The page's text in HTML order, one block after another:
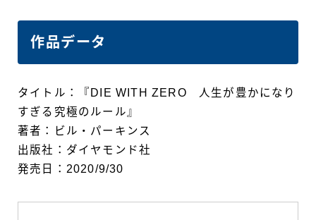
作品データ
タイトル：『DIE WITH ZERO 人生が豊かになり
すぎる究極のルール』
著者：ビル・パーキンス
出版社：ダイヤモンド社
発売日：2020/9/30